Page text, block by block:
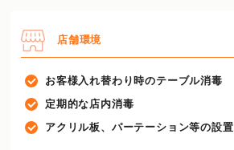
店舗環境
お客様入れ替わり時のテーブル消毒
定期的な店内消毒
アクリル板、パーテーション等の設置